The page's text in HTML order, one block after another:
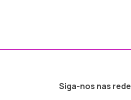
Siga-nos nas